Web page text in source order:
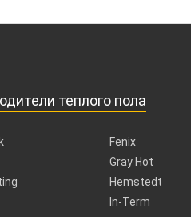
теплого пола
Fenix
Gray Hot
Hemstedt
In-Term